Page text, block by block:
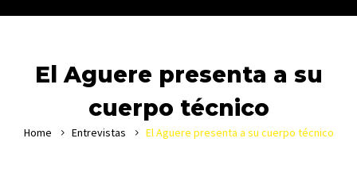
El Aguere presenta a su
cuerpo técnico
Home Entrevistas El Aguere presenta a su cuerpo técnico